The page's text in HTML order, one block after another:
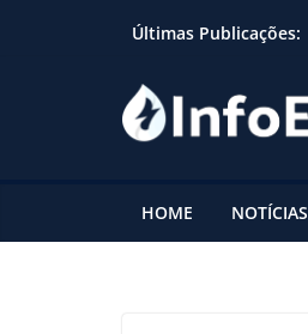
Últimas Publicações:
HOME NOTÍCIAS